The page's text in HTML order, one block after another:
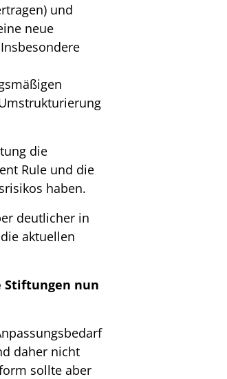
und
neue
die
Rule und die
haben.
deutlicher in
aktuellen
Stiftungen nun
daher nicht
sollte aber